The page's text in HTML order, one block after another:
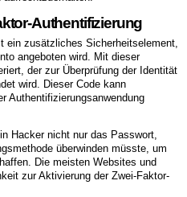
Authentifizierung
ein zusätzliches Sicherheitselement,
angeboten wird. Mit dieser
der zur Überprüfung der Identität
wird. Dieser Code kann
Authentifizierungsanwendung
Hacker nicht nur das Passwort,
überwinden müsste, um
Die meisten Websites und
zur Aktivierung der Zwei-Faktor-